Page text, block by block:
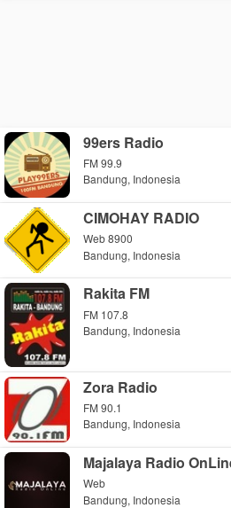
99ers Radio
FM 99.9
Bandung, Indonesia
CIMOHAY RADIO
Web 8900
Bandung, Indonesia
Rakita FM
FM 107.8
Bandung, Indonesia
Zora Radio
FM 90.1
Bandung, Indonesia
Majalaya Radio
Web
Bandung, Indonesia